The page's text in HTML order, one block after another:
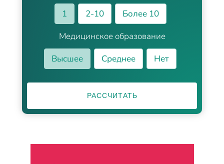
1
2-10
Более 10
Медицинское образование
Высшее
Среднее Нет
РАССЧИТАТЬ